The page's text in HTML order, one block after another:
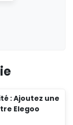
€
: Ajoutez une
Elegoo